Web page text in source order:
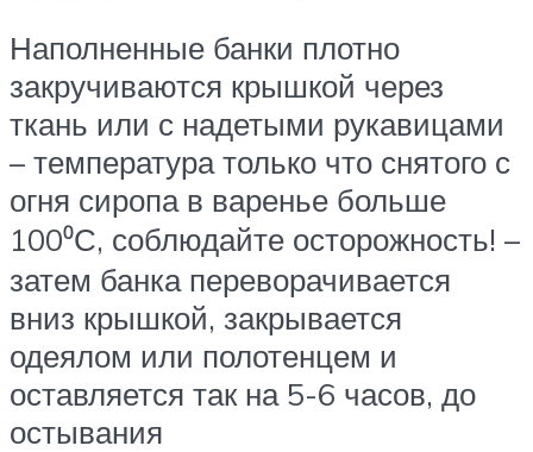
Наполненные банки плотно
закручиваются крышкой через
ткань или с надетыми рукавицами
– температура только что снятого с
огня сиропа в варенье больше
100⁰С, соблюдайте осторожность! –
затем банка переворачивается
вниз крышкой, закрывается
одеялом или полотенцем и
оставляется так на 5-6 часов, до
остывания